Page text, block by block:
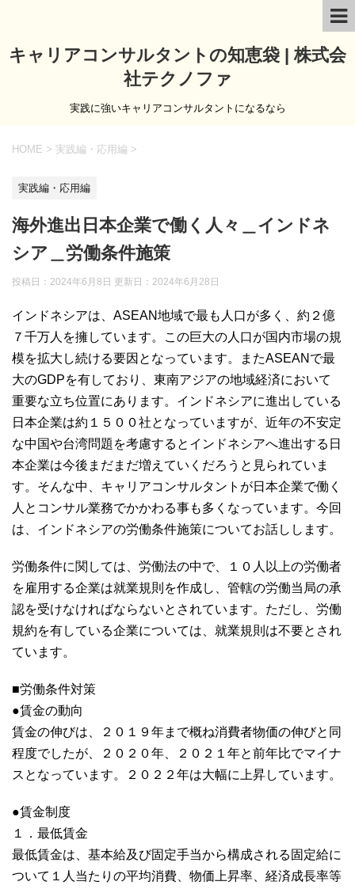
キャリアコンサルタントの知恵袋 | 株式会
社テクノファ
実践に強いキャリアコンサルタントになるなら
HOME > 実践編・応用編 >
実践編・応用編
海外進出日本企業で働く人々＿インドネ
シア＿労働条件施策
投稿日：2024年6月8日 更新日： 2024年6月28日
インドネシアは、ASEAN地域で最も人口が多く、約２億
７千万人を擁しています。この巨大の人口が国内市場の規
模を拡大し続ける要因となっています。またASEANで最
大のGDPを有しており、東南アジアの地域経済において
重要な立ち位置にあります。インドネシアに進出している
日本企業は約１５００社となっていますが、近年の不安定
な中国や台湾問題を考慮するとインドネシアへ進出する日
本企業は今後まだまだ増えていくだろうと見られていま
す。そんな中、キャリアコンサルタントが日本企業で働く
人とコンサル業務でかかわる事も多くなっています。今回
は、インドネシアの労働条件施策についてお話しします。
労働条件に関しては、労働法の中で、１０人以上の労働者
を雇用する企業は就業規則を作成し、管轄の労働当局の承
認を受けなければならないとされています。ただし、労働
規約を有している企業については、就業規則は不要とされ
ています。
■労働条件対策
●賃金の動向
賃金の伸びは、２０１９年まで概ね消費者物価の伸びと同
程度でしたが、２０２０年、２０２１年と前年比でマイナ
スとなっています。２０２２年は大幅に上昇しています。
●賃金制度
１．最低賃金
最低賃金は、基本給及び固定手当から構成される固定給に
ついて１人当たりの平均消費、物価上昇率、経済成長率等